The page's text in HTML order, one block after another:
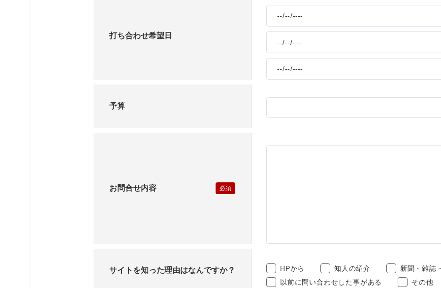
よくあるご質問
その他
お問い合わせ
ショッピングカ
利用規約
打ち合わせ希望日
予算
お問合せ内容
サイトを知った理由はなんですか？ HPから 知人の紹介
新聞・雑誌
以前に問い合わせした事がある
その他